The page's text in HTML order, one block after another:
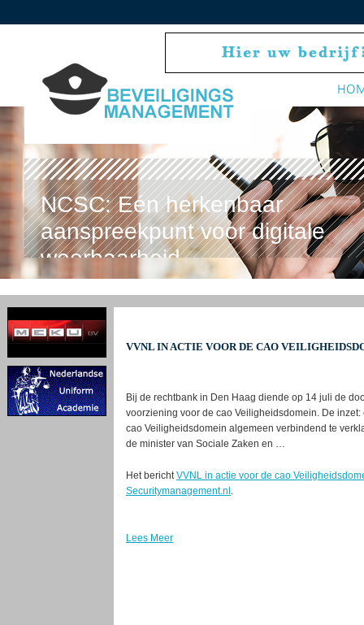
NCSC: Eén herkenbaar
aanspreekpunt voor digitale
weerbaarheid
VVNL IN ACTIE VOOR DE CAO
Bij de rechtbank in Den Haag diende op 14 juli de
voorziening voor de cao Veiligheidsdomein. De
cao Veiligheidsdomein algemeen verbindend te
de minister van Sociale Zaken en …
Het berichtVVNL in actie voor de cao
Securitymanagement.nl .
Lees Meer